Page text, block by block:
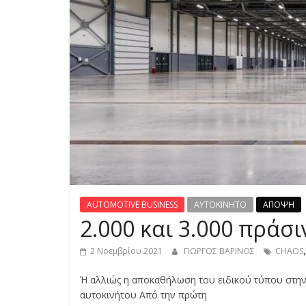
S
S
C
A
,
O
AUTOMOTIVE BUSINESS AYTOKINHTO ΑΠΟΨΗ
2.000 και 3.000
2 Νοεμβρίου 2021 ΓΙΩΡΓΟΣ ΒΑΡΙΝΟΣ CHAOS,
Ή αλλιώς η αποκαθήλωση του ειδικού τύπου
αυτοκινήτου Από την πρώτη